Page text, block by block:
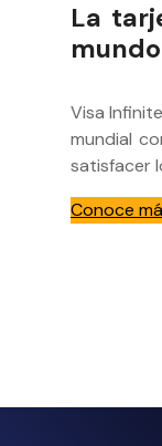
La
Visa
mundial
satisfacer
Conoce